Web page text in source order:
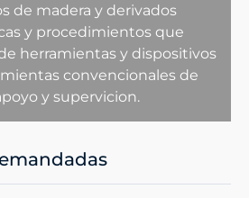
de madera y derivados
y procedimientos que
herramientas y dispositivos
convencionales de
y supervicion.